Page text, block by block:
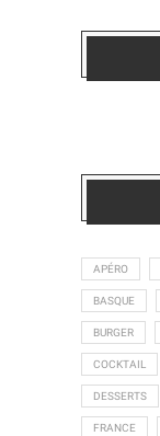
APÉRO
BASQUE
BURGER
COCKTAIL
DESSERTS
FRANCE